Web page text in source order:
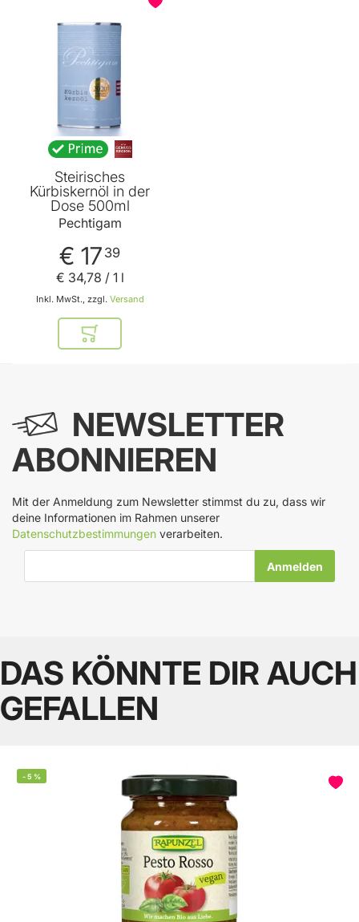
Steirisches
Kürbiskernöl in der
Dose 500ml
Pechtigam
€ 17 39
Inkl. MwSt., zzgl. Versand
€ 34,78 / 1 l
In den Warenkorb
NEWSLETTER
ABONNIEREN
Mit der Anmeldung zum Newsletter stimmst du zu, dass wir
deine Informationen im Rahmen unserer
Datenschutzbestimmungen verarbeiten.
DAS KÖNNTE DIR AUCH
GEFALLEN
-5 %